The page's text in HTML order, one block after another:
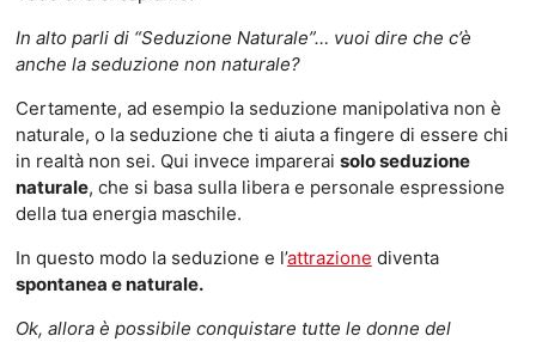
In alto parli di “Seduzione Naturale”… vuoi dire che c’è
anche la seduzione non naturale?
Certamente, ad esempio la seduzione manipolativa non è
naturale, o la seduzione che ti aiuta a fingere di essere chi
in realtà non sei. Qui invece imparerai solo seduzione
naturale, che si basa sulla libera e personale espressione
della tua energia maschile.
In questo modo la seduzione e l’attrazione diventa
spontanea e naturale.
Ok, allora è possibile conquistare tutte le donne del